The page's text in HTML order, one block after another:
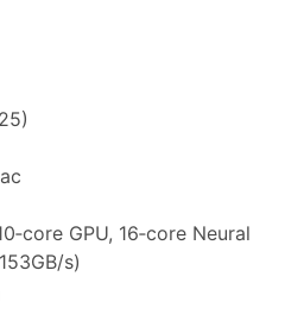
GPU, 16‑core Neural
s)